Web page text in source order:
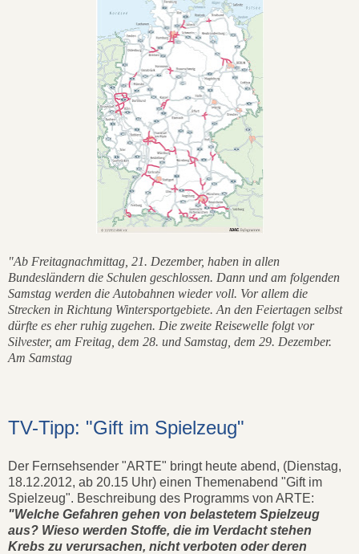
"Ab Freitagnachmittag, 21. Dezember, haben in allen
Bundesländern die Schulen geschlossen. Dann und am folgenden
Samstag werden die Autobahnen wieder voll. Vor allem die
Strecken in Richtung Wintersportgebiete. An den Feiertagen selbst
dürfte es eher ruhig zugehen. Die zweite Reisewelle folgt vor
Silvester, am Freitag, dem 28. und Samstag, dem 29. Dezember.
Am Samstag
TV-Tipp: "Gift im Spielzeug"
Der Fernsehsender "ARTE" bringt heute abend, (Dienstag,
18.12.2012, ab 20.15 Uhr) einen Themenabend "Gift im
Spielzeug". Beschreibung des Programms von ARTE:
"Welche Gefahren gehen von belastetem Spielzeug
aus? Wieso werden Stoffe, die im Verdacht stehen
Krebs zu verursachen, nicht verboten oder deren